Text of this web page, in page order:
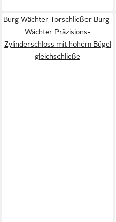
Burg Wächter Torschließer Burg-
Wächter Präzisions-
Zylinderschloss mit hohem Bügel
gleichschließe